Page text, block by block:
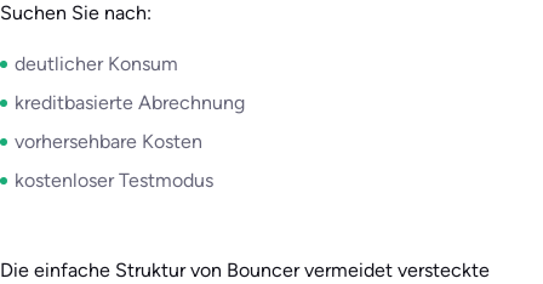
Suchen Sie nach:
deutlicher Konsum
kreditbasierte Abrechnung
vorhersehbare Kosten
kostenloser Testmodus
Die einfache Struktur von Bouncer vermeidet versteckte